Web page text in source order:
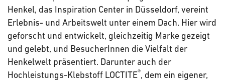
Henkel, das Inspiration Center in Düsseldorf, vereint
Erlebnis- und Arbeitswelt unter einem Dach. Hier wird
geforscht und entwickelt, gleichzeitig Marke gezeigt
und gelebt, und BesucherInnen die Vielfalt der
Henkelwelt präsentiert. Darunter auch der
Hochleistungs-Klebstoff LOCTITE®, dem ein eigener,